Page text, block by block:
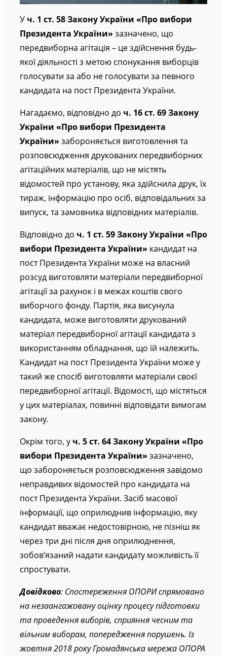
У ч. 1 ст. 58 Закону України «Про вибори
Президента України» зазначено, що
передвиборна агітація – це здійснення будь-
якої діяльності з метою спонукання виборців
голосувати за або не голосувати за певного
кандидата на пост Президента України.
Нагадаємо, відповідно до ч. 16 ст. 69 Закону
України «Про вибори Президента
України» забороняється виготовлення та
розповсюдження друкованих передвиборних
агітаційних матеріалів, що не містять
відомостей про установу, яка здійснила друк, їх
тираж, інформацію про осіб, відповідальних за
випуск, та замовника відповідних матеріалів.
Відповідно до ч. 1 ст. 59 Закону України «Про
вибори Президента України» кандидат на
пост Президента України може на власний
розсуд виготовляти матеріали передвиборної
агітації за рахунок і в межах коштів свого
виборчого фонду. Партія, яка висунула
кандидата, може виготовляти друкований
матеріал передвиборної агітації кандидата з
використанням обладнання, що їй належить.
Кандидат на пост Президента України може у
такий же спосіб виготовляти матеріали своєї
передвиборної агітації. Відомості, що містяться
у цих матеріалах, повинні відповідати вимогам
закону.
Окрім того, уч. 5 ст. 64 Закону України «Про
вибори Президента України» зазначено,
що забороняється розповсюдження завідомо
неправдивих відомостей про кандидата на
пост Президента України. Засіб масової
інформації, що оприлюднив інформацію, яку
кандидат вважає недостовірною, не пізніш як
через три дні після дня оприлюднення,
зобов’язаний надати кандидату можливість її
спростувати.
Довідково: Спостереження ОПОРИ спрямовано
на незаангажовану оцінку процесу підготовки
та проведення виборів, сприяння чесним та
вільним виборам, попередження порушень. Із
жовтня 2018 року Громадянська мережа ОПОРА